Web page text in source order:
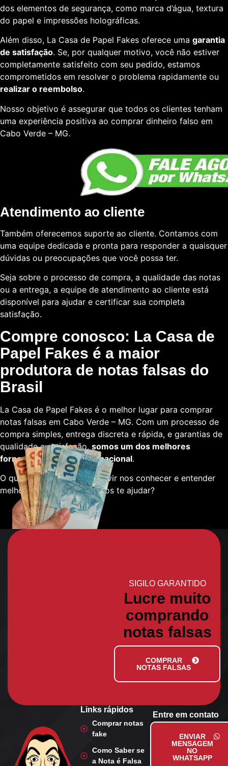
dos elementos de segurança, como marca d’água, textura
do papel e impressões holográficas.
Além disso, La Casa de Papel Fakes oferece uma garantia
de satisfação. Se, por qualquer motivo, você não estiver
completamente satisfeito com seu pedido, estamos
comprometidos em resolver o problema rapidamente ou
realizar o reembolso.
Nosso objetivo é assegurar que todos os clientes tenham
uma experiência positiva ao comprar dinheiro falso em
Cabo Verde – MG.
Atendimento ao cliente
Também oferecemos suporte ao cliente. Contamos com
uma equipe dedicada e pronta para responder a quaisquer
dúvidas ou preocupações que você possa ter.
Seja sobre o processo de compra, a qualidade das notas
ou a entrega, a equipe de atendimento ao cliente está
disponível para ajudar e certificar sua completa
satisfação.
Compre conosco: La Casa de
Papel Fakes é a maior
produtora de notas falsas do
Brasil
La Casa de Papel Fakes é o melhor lugar para comprar
notas falsas em Cabo Verde – MG. Com um processo de
compra simples, entrega discreta e rápida, e garantias de
qualidade e satisfação, somos um dos melhores
fornecedores em escala nacional.
O que está esperando para vir nos conhecer e entender
melhor sobre como podemos te ajudar?
SIGILO GARANTIDO
Lucre muito
comprando
notas falsas
COMPRAR
NOTAS FALSAS
Links rápidos
Comprar notas
fake
Como Saber se
a Nota é Falsa
Entre em contato
ENVIAR
MENSAGEM
NO
WHATSAPP